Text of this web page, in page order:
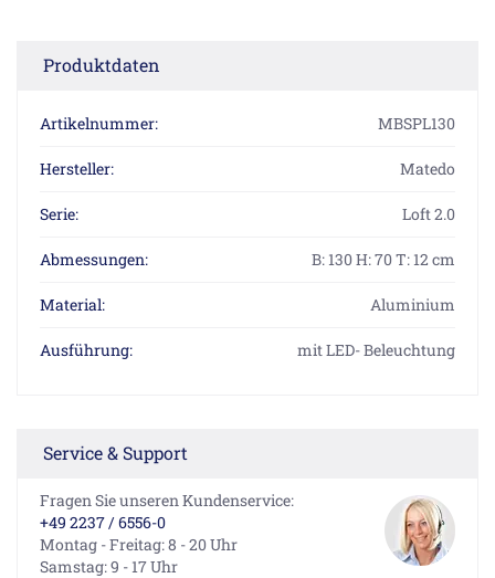
Produktdaten
Artikelnummer: MBSPL130
Hersteller: Matedo
Serie: Loft 2.0
Abmessungen: B: 130 H: 70 T: 12 cm
Material: Aluminium
Ausführung: mit LED- Beleuchtung
Service & Support
Fragen Sie unseren Kundenservice:
+49 2237 / 6556-0
Montag - Freitag: 8 - 20 Uhr
Samstag: 9 - 17 Uhr